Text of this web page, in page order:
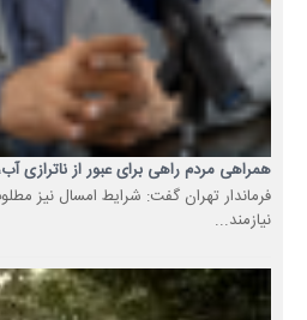
همراهی مردم راهی برای عبور از ناترازی
فرماندار تهران گفت: شرایط امسال نیز
نیازمند...